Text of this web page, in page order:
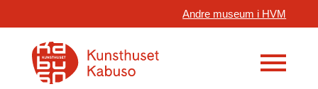
Andre museum i HVM